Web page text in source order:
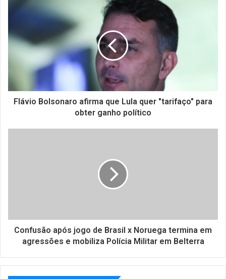
Flávio Bolsonaro afirma que Lula quer "tarifaço" para
obter ganho político
Confusão após jogo de Brasil x Noruega termina em
agressões e mobiliza Polícia Militar em Belterra